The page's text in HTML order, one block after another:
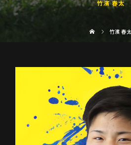
竹濱 春太
竹濱 春太